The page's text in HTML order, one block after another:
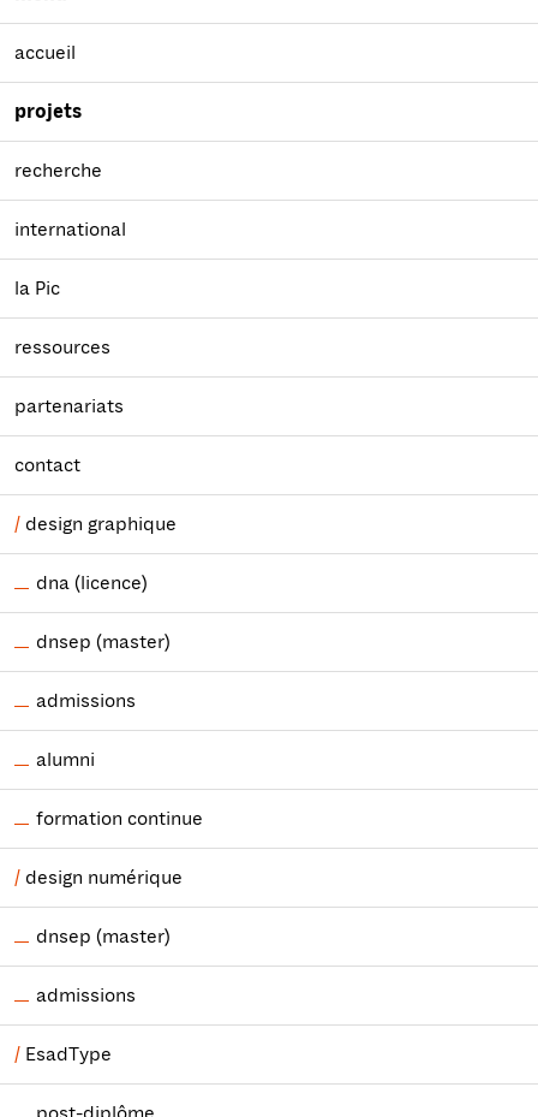
accueil
projets
recherche
international
la Pic
ressources
partenariats
contact
design graphique
dna (licence)
dnsep (master)
admissions
alumni
formation continue
design numérique
dnsep (master)
admissions
EsadType